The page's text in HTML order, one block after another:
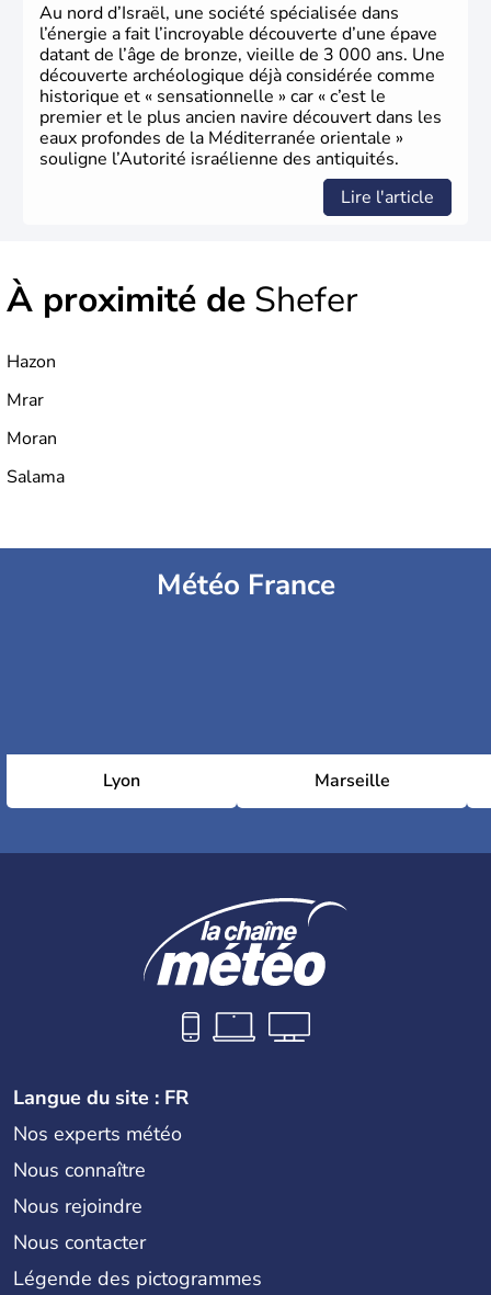
Au nord d’Israël, une société spécialisée dans
l’énergie a fait l’incroyable découverte d’une épave
datant de l’âge de bronze, vieille de 3 000 ans. Une
découverte archéologique déjà considérée comme
historique et « sensationnelle » car « c’est le
premier et le plus ancien navire découvert dans les
eaux profondes de la Méditerranée orientale »
souligne l’Autorité israélienne des antiquités.
Lire l'article
À proximité de Shefer
Hazon
Mrar
Moran
Salama
Météo France
Lyon Marseille
Langue du site : FR
Nos experts météo
Nous connaître
Nous rejoindre
Nous contacter
Légende des pictogrammes